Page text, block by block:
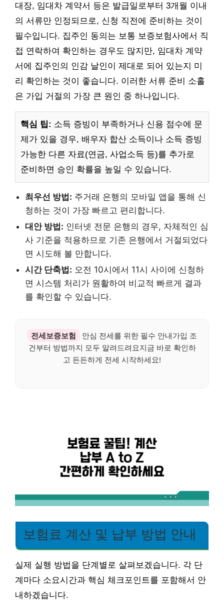
대장, 임대차 계약서 등은 발급일로부터 3개월 이내
의 서류만 인정되므로, 신청 직전에 준비하는 것이
필수입니다. 집주인 동의는 보통 보증보험사에서 직
접 연락하여 확인하는 경우도 많지만, 임대차 계약
서에 집주인의 인감 날인이 제대로 되어 있는지 미
리 확인하는 것이 좋습니다. 이러한 서류 준비 소홀
은 가입 거절의 가장 큰 원인 중 하나입니다.
핵심 팁: 소득 증빙이 부족하거나 신용 점수에 문
제가 있을 경우, 배우자 합산 소득이나 소득 증빙
가능한 다른 자료(연금, 사업소득 등)를 추가로
준비하면 승인 확률을 높일 수 있습니다.
최우선 방법: 주거래 은행의 모바일 앱을 통해 신
청하는 것이 가장 빠르고 편리합니다.
대안 방법: 인터넷 전문 은행의 경우, 자체적인 심
사 기준을 적용하므로 기존 은행에서 거절되었다
면 시도해 볼 만합니다.
시간 단축법: 오전 10시에서 11시 사이에 신청하
면 시스템 처리가 원활하여 비교적 빠르게 결과
를 확인할 수 있습니다.
전세보증보험
안심 전세를 위한 필수 안내가입 조
건부터 방법까지 모두 알려드려요지금 바로 확인하
고 든든하게 전세 시작하세요!
보험료 계산 및 납부 방법 안내
실제 실행 방법을 단계별로 살펴보겠습니다. 각 단
계마다 소요시간과 핵심 체크포인트를 포함해서 안
내하겠습니다.